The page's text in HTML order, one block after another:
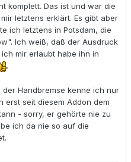
komplett. Das ist und war die
letztens erklärt. Es gibt aber
ich letztens in Potsdam, die
Ich weiß, daß der Ausdruck
mir erlaubt habe ihn in
.
der Handbremse kenne ich nur
erst seit diesem Addon dem
- sorry, er gehörte nie zu
ich da nie so auf die